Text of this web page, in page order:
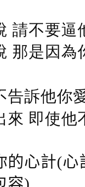
請不要逼
那是因
告訴他你
來 即使
的心計(